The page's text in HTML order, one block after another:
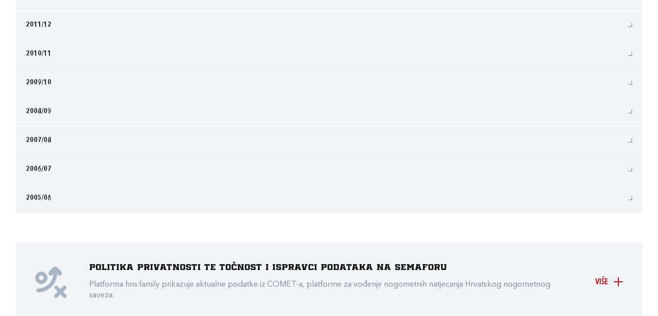
2011/12
2010/11
2009/10
2008/09
2007/08
2006/07
2005/06
VIŠE
Politika privatnosti te točnost i ispravci podataka na Semaforu
Platforma hns.family prikazuje aktualne podatke iz COMET-a, platforme za vođenje nogometnih natjecanja Hrvatskog nogometnog
saveza.